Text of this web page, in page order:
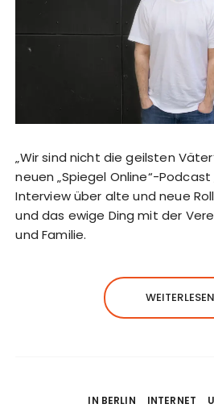
„Wir sind nicht die geilsten
neuen „Spiegel Online“-Podcast
Interview über alte und neue
und das ewige Ding mit der
und Familie.
WEITERLESEN
IN BERLIN INTERNET